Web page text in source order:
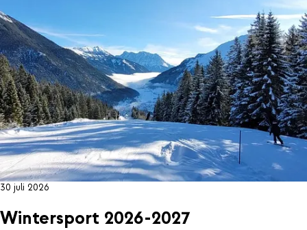
30 juli 2026
Wintersport 2026-2027